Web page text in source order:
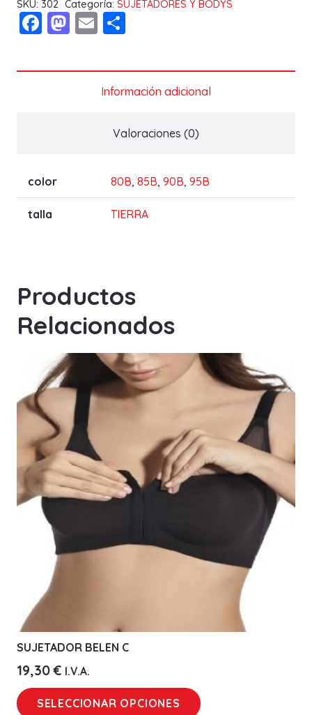
UP
213
cantidad
SKU: 302 Categoría: SUJETADORES Y BODYS
Facebook
Mastodon
Email
Información adicional
Valoraciones (0)
color 80B, 85B, 90B, 95B
talla TIERRA
Productos
Relacionados
SUJETADOR BELEN C
19,30€ I.V.A.
SELECCIONAR OPCIONES